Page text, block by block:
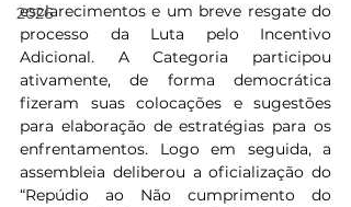
2026
esclarecimentos e um breve resgate do
processo da Luta pelo Incentivo
Adicional. A Categoria participou
ativamente, de forma democrática
fizeram suas colocações e sugestões
para elaboração de estratégias para os
enfrentamentos. Logo em seguida, a
assembleia deliberou a oficialização do
“Repúdio ao Não cumprimento do